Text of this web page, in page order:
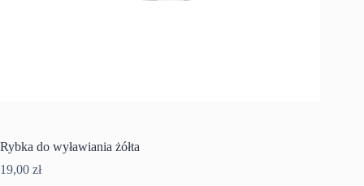
Rybka do wyławiania żółta
19,00 zł